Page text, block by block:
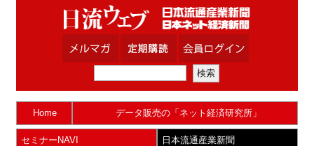
Home データ販売の「ネット経済研究所」
セミナーNAVI 日本流通産業新聞